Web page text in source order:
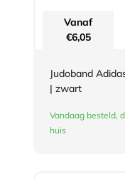
Vanaf
€6,05
Judoband
| zwart
Vandaag besteld,
huis